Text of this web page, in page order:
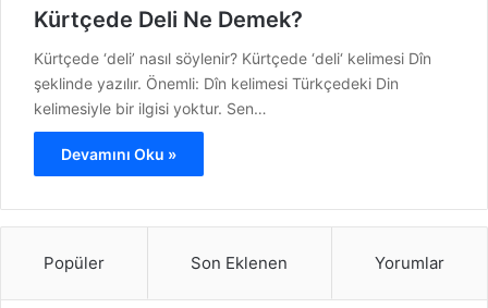
Kürtçede Deli Ne Demek?
Kürtçede ‘deli’ nasıl söylenir? Kürtçede ‘deli‘ kelimesi Dîn
şeklinde yazılır. Önemli: Dîn kelimesi Türkçedeki Din
kelimesiyle bir ilgisi yoktur. Sen…
Devamını Oku »
Popüler Son Eklenen Yorumlar